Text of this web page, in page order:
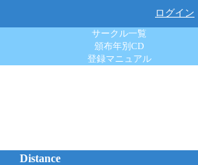
ログイン
サークル一覧
頒布年別CD
登録マニュアル
Distance